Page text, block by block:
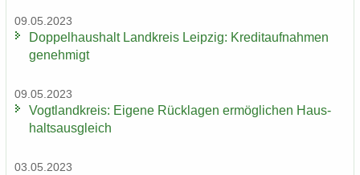
09.05.2023
Dop­pel­haus­halt Land­kreis Leip­zig: Kre­dit­auf­nah­men
ge­neh­migt
09.05.2023
Vogt­land­kreis: Ei­ge­ne Rück­la­gen er­mög­li­chen Haus­
halts­aus­gleich
03.05.2023